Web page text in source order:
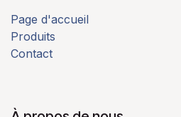
Page d'accueil
Produits
Contact